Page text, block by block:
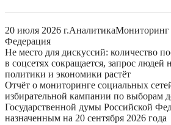
20 июля 2026 г.АналитикаМониторинг
Федерация
Не место для дискуссий: количество
в соцсетях сокращается, запрос людей
политики и экономики растёт
Отчёт о мониторинге социальных
избирательной кампании по выборам
Государственной думы Российской
назначенным на 20 сентября 2026 года